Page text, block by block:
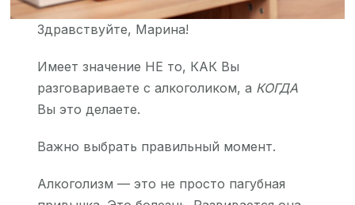
Здравствуйте, Марина!
Имеет значение НЕ то, КАК Вы
разговариваете с алкоголиком, а КОГДА
Вы это делаете.
Важно выбрать правильный момент.
Алкоголизм — это не просто пагубная